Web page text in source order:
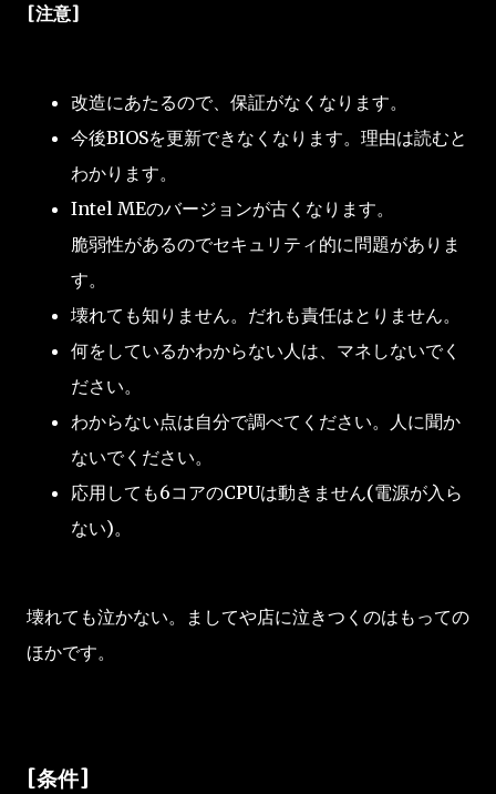
[注意]
改造にあたるので、保証がなくなります。
今後BIOSを更新できなくなります。理由は読むと
わかります。
Intel MEのバージョンが古くなります。
脆弱性があるのでセキュリティ的に問題がありま
す。
壊れても知りません。だれも責任はとりません。
何をしているかわからない人は、マネしないでく
ださい。
わからない点は自分で調べてください。人に聞か
ないでください。
応用しても6コアのCPUは動きません(電源が入ら
ない)。
壊れても泣かない。ましてや店に泣きつくのはもっての
ほかです。
[条件]